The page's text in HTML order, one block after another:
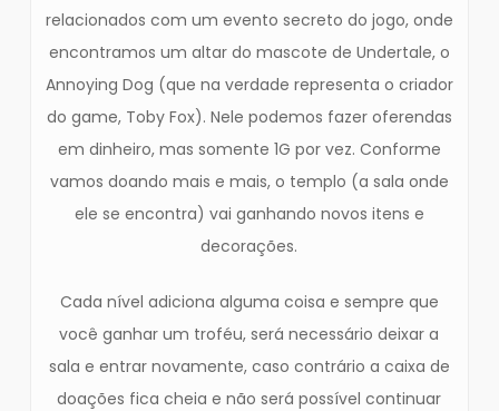
relacionados com um evento secreto do jogo, onde
encontramos um altar do mascote de Undertale, o
Annoying Dog (que na verdade representa o criador
do game, Toby Fox). Nele podemos fazer oferendas
em dinheiro, mas somente 1G por vez. Conforme
vamos doando mais e mais, o templo (a sala onde
ele se encontra) vai ganhando novos itens e
decorações.
Cada nível adiciona alguma coisa e sempre que
você ganhar um troféu, será necessário deixar a
sala e entrar novamente, caso contrário a caixa de
doações fica cheia e não será possível continuar